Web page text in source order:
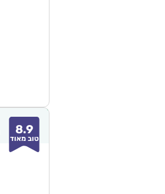
8.9
טוב מאוד